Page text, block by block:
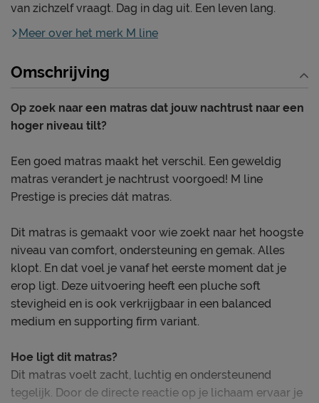
van zichzelf vraagt. Dag in dag uit. Een leven lang.
Meer over het merk M line
Omschrijving
Op zoek naar een matras dat jouw nachtrust naar een
hoger niveau tilt?
Een goed matras maakt het verschil. Een geweldig
matras verandert je nachtrust voorgoed! M line
Prestige is precies dát matras.
Dit matras is gemaakt voor wie zoekt naar het hoogste
niveau van comfort, ondersteuning en gemak. Alles
klopt. En dat voel je vanaf het eerste moment dat je
erop ligt. Deze uitvoering heeft een pluche soft
stevigheid en is ook verkrijgbaar in een balanced
medium en supporting firm variant.
Hoe ligt dit matras?
Dit matras voelt zacht, luchtig en ondersteunend
tegelijk. Door de directe reactie op je lichaam ervaar je